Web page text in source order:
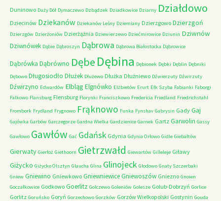
Duninowo Duży Dół Dymaczewo Dzbądzek Dziadkowice Dziarny Działdowo
Dziecinów Dziekanów Dziekanów Leśny Dziemiany Dzierzgowo Dzierzgoń
Dzierzgów Dzierżoniów Dzierżążnia Dziewierzewo Dziećmirowice Dziunin Dziwnów
Dziwnówek Dąbie Dąbroszyn Dąbrowa Dąbrowa Białostocka Dąbrowice
Dąbrówka Dąbrówno Dębe Dębina Dębionek Dębki Dęblin Dębniki
Dębowo Długosiodło Dłużek Dłużewo Dłużka Dłużniewo Dźwierzuty Dźwirzuty
Dźwirzyno Edwardów Elbląg Elgnówko Elżbietów Erurt Ełk Szyba Fabianki Faborgi
Falkowo Flansburg Flensburg Florynki Franciszkowo Fredericia Friedland Friedrichstahl
Frombork Frydland Frygnowo Frąknowo Funka Fynshav Gabrysin Gady Gaj
Gajówka Garbów Garczegorze Gardna Wielka Gardzienice Garnek Gartz Garwolin Gassy
Gawłowo Gawłów Gać Gdańsk Gdynia Gdynia Orłowo Gidle Giebałtów
Gierwaty Gierłoż Giethoorn Gietrzwałd Giewartów Gilleleje Giławy
Giżycko Giżycko Olsztyn Glaucha Glina Glinojeck Glodowo Gnaty Szczerbaki
Gniew Gniewino Gniewkowo GniewniewiceGniewoszów Gniezno Gnoien
Goczałkowice Godkowo Goerlitz Golczewo Goleniów Golesze Golub-Dobrzyń Gorlice
Gorlitz Goruńsko Goryń Gorzechowo Gorzków Gorzów Wielkopolski Gostynin Gouda